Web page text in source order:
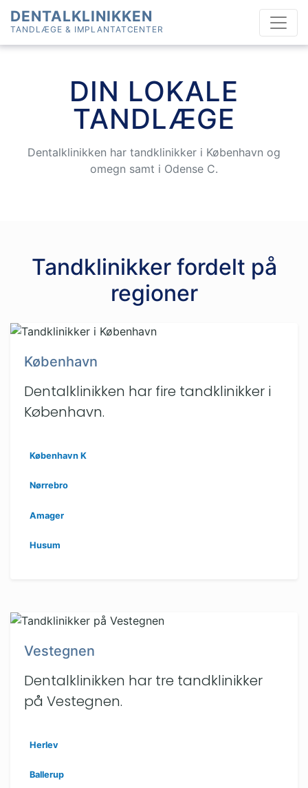
SkipDENTALKLINIKKEN
TANDLÆGE & IMPLANTATCENTER
DIN LOKALE
TANDLÆGE
Dentalklinikken har tandklinikker i København og
omegn samt i Odense C.
Tandklinikker fordelt på
regioner
København
Dentalklinikken har fire tandklinikker i
København.
København K
Nørrebro
Amager
Husum
Vestegnen
Dentalklinikken har tre tandklinikker
på Vestegnen.
Herlev
Ballerup